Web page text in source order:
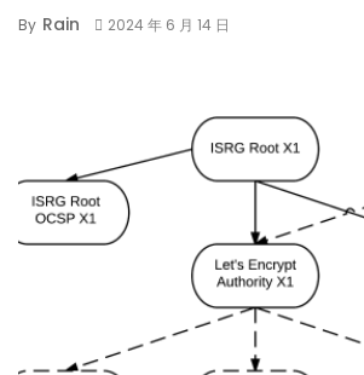
By Rain 2024 年 6 月 14 日